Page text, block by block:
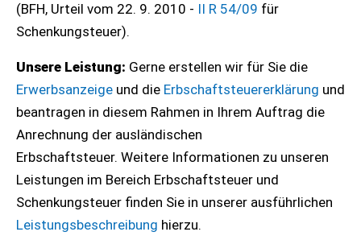
(BFH, Urteil vom 22. 9. 2010 - II R 54/09 für
Schenkungsteuer).
Unsere Leistung: Gerne erstellen wir für Sie die
Erwerbsanzeige und die Erbschaftsteuererklärung und
beantragen in diesem Rahmen in Ihrem Auftrag die
Anrechnung der ausländischen
Erbschaftsteuer. Weitere Informationen zu unseren
Leistungen im Bereich Erbschaftsteuer und
Schenkungsteuer finden Sie in unserer ausführlichen
Leistungsbeschreibung hierzu.